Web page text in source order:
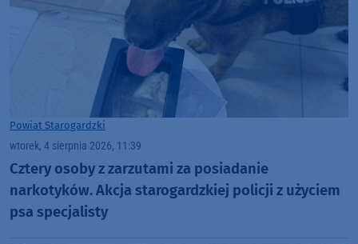
Powiat Starogardzki
wtorek, 4 sierpnia 2026, 11:39
Cztery osoby z zarzutami za posiadanie
narkotyków. Akcja starogardzkiej policji z użyciem
psa specjalisty